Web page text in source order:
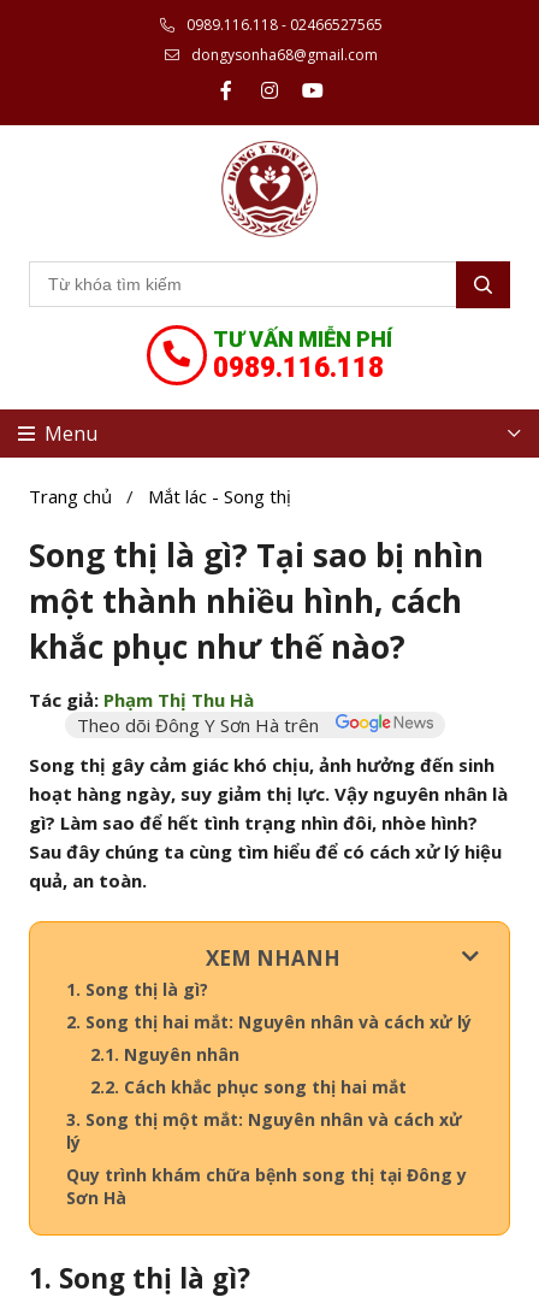
0989.116.118 - 02466527565
dongysonha68@gmail.com
TƯ VẤN MIỄN PHÍ
0989.116.118
Menu
Trang chủ / Mắt lác - Song thị
Song thị là gì? Tại sao bị nhìn
một thành nhiều hình, cách
khắc phục như thế nào?
Tác giả: Phạm Thị Thu Hà
Theo dõi Đông Y Sơn Hà trên
Song thị gây cảm giác khó chịu, ảnh hưởng đến sinh
hoạt hàng ngày, suy giảm thị lực. Vậy nguyên nhân là
gì? Làm sao để hết tình trạng nhìn đôi, nhòe hình?
Sau đây chúng ta cùng tìm hiểu để có cách xử lý hiệu
quả, an toàn.
XEM NHANH
1. Song thị là gì?
2. Song thị hai mắt: Nguyên nhân và cách xử lý
2.1. Nguyên nhân
2.2. Cách khắc phục song thị hai mắt
3. Song thị một mắt: Nguyên nhân và cách xử
lý
Quy trình khám chữa bệnh song thị tại Đông y
Sơn Hà
1. Song thị là gì?